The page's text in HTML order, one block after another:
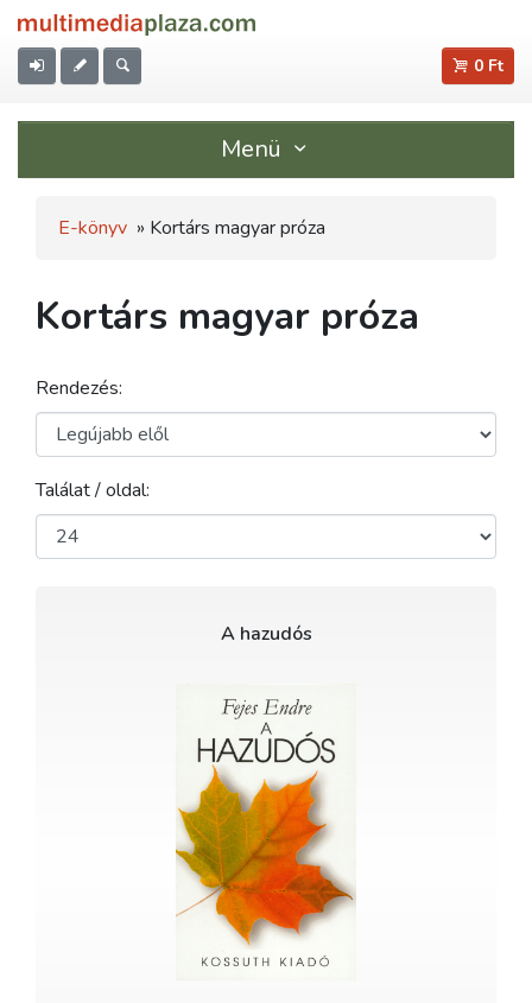
0 Ft
Menü
E-könyv » Kortárs magyar próza
Kortárs magyar próza
Rendezés:
Találat / oldal:
A hazudós